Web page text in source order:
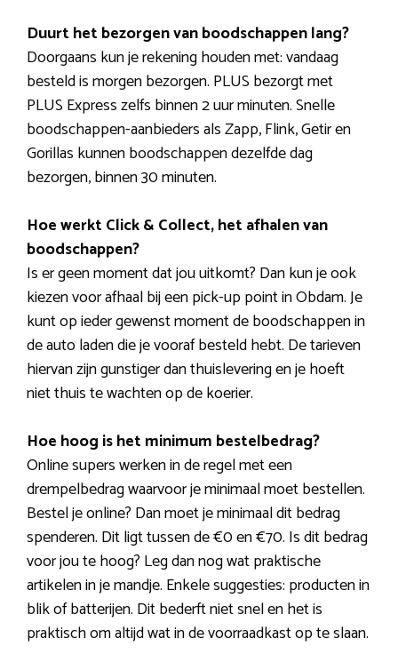
Duurt het bezorgen van boodschappen lang?
Doorgaans kun je rekening houden met: vandaag
besteld is morgen bezorgen. PLUS bezorgt met
PLUS Express zelfs binnen 2 uur minuten. Snelle
boodschappen-aanbieders als Zapp, Flink, Getir en
Gorillas kunnen boodschappen dezelfde dag
bezorgen, binnen 30 minuten.
Hoe werkt Click & Collect, het afhalen van
boodschappen?
Is er geen moment dat jou uitkomt? Dan kun je ook
kiezen voor afhaal bij een pick-up point in Obdam. Je
kunt op ieder gewenst moment de boodschappen in
de auto laden die je vooraf besteld hebt. De tarieven
hiervan zijn gunstiger dan thuislevering en je hoeft
niet thuis te wachten op de koerier.
Hoe hoog is het minimum bestelbedrag?
Online supers werken in de regel met een
drempelbedrag waarvoor je minimaal moet bestellen.
Bestel je online? Dan moet je minimaal dit bedrag
spenderen. Dit ligt tussen de €0 en €70. Is dit bedrag
voor jou te hoog? Leg dan nog wat praktische
artikelen in je mandje. Enkele suggesties: producten in
blik of batterijen. Dit bederft niet snel en het is
praktisch om altijd wat in de voorraadkast op te slaan.